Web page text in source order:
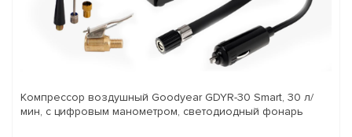
Компрессор воздушный Goodyear GDYR-30 Smart, 30 л/
мин, с цифровым манометром, светодиодный фонарь